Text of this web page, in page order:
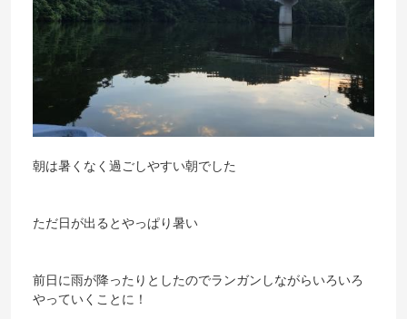
朝は暑くなく過ごしやすい朝でした
ただ日が出るとやっぱり暑い
前日に雨が降ったりとしたのでランガンしながらいろいろ
やっていくことに！